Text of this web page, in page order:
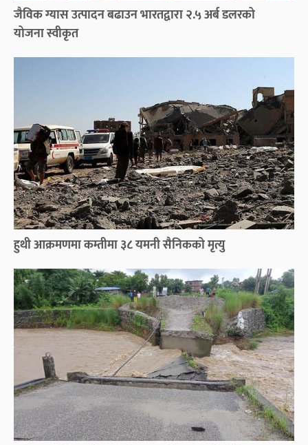
जैविक ग्यास उत्पादन बढाउन भारतद्वारा २.५ अर्ब डलरको
योजना स्वीकृत
हुथी आक्रमणमा कम्तीमा ३८ यमनी सैनिकको मृत्यु